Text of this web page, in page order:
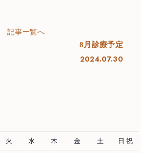
インプラント
記事一覧へ
8月診療予定
2024.07.30
火 水 木 金 土 日祝